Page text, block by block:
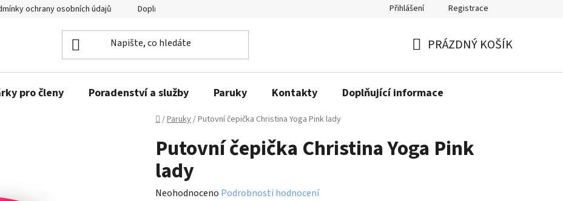
ochrany osobních údajů Doplňující informace Přihlášení Registrace
KOŠÍK
PRÁZDNÝ KOŠÍK
pro členy Poradenství a služby Paruky Kontakty Doplňující informace
Domů
/Paruky/Putovní čepička Christina Yoga Pink lady
Putovní čepička Christina Yoga Pink
lady
Průměrné
Neohodnoceno Podrobnosti hodnocení